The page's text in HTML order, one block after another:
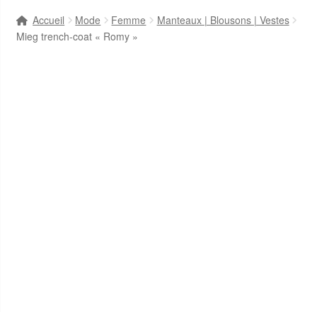
Accueil Mode Femme
Manteaux | Blousons | Vestes
Mieg trench-coat « Romy »